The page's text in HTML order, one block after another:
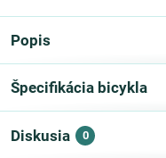
Popis
Špecifikácia bicykla
Diskusia 0